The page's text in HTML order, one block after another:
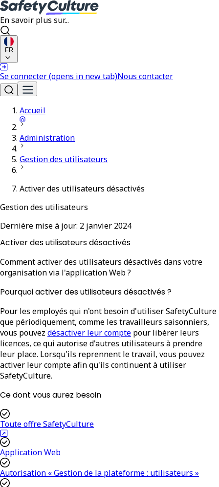
En savoir plus sur...
FR
Se connecter(opens in new tab)Nous contacter
Accueil
Administration
Gestion des utilisateurs
Activer des utilisateurs désactivés
Gestion des utilisateurs
Dernière mise à jour: 2 janvier 2024
Activer des utilisateurs désactivés
Comment activer des utilisateurs désactivés dans votre
organisation via l'application Web ?
Pourquoi activer des utilisateurs désactivés ?
Pour les employés qui n'ont besoin d'utiliser SafetyCulture
que périodiquement, comme les travailleurs saisonniers,
vous pouvez désactiver leur compte pour libérer leurs
licences, ce qui autorise d'autres utilisateurs à prendre
leur place. Lorsqu'ils reprennent le travail, vous pouvez
activer leur compte afin qu'ils continuent à utiliser
SafetyCulture.
Ce dont vous aurez besoin
Toute offre SafetyCulture
Application Web
Autorisation « Gestion de la plateforme : utilisateurs »